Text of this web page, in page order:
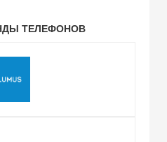
ТЕЛЕФОНОВ